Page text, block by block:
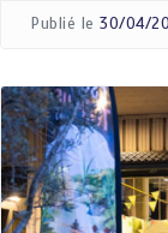
Publié le 30/04/